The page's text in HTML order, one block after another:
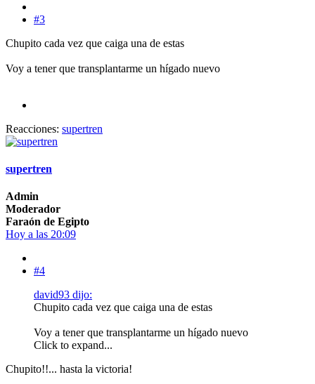
#3
Chupito cada vez que caiga una de estas
Voy a tener que transplantarme un hígado nuevo
Reacciones: supertren
supertren
Admin
Moderador
Faraón de Egipto
Hoy a las 20:09
#4
david93 dijo:
Chupito cada vez que caiga una de estas
Voy a tener que transplantarme un hígado nuevo
Click to expand...
Chupito!!... hasta la victoria!